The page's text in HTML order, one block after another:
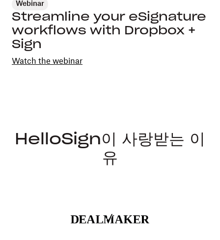
Webinar
Streamline your eSignature
workflows with Dropbox +
Sign
Watch the webinar
HelloSign이 사랑받는 이
유